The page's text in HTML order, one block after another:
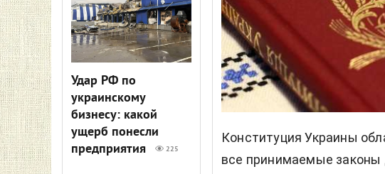
Удар РФ по
украинскому
бизнесу: какой
ущерб понесли
предприятия
225
Конституция Украины
все принимаемые законы